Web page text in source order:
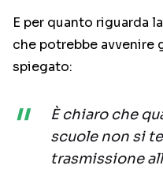
E per quanto riguarda la
che potrebbe avvenire
spiegato:
È chiaro che
scuole non si
trasmissione